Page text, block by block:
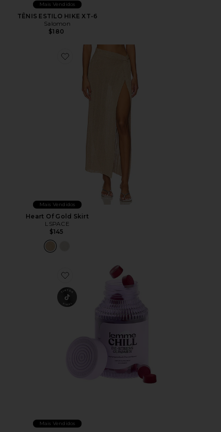
Mais Vendidos
TÊNIS ESTILO HIKE XT-6
Salomon
$180
Favorite Heart Of Gold Skirt
Mais Vendidos
Heart Of Gold Skirt
LSPACE
$145
Favorite VITAMINA EM GOMA CHILL
Mais Vendidos